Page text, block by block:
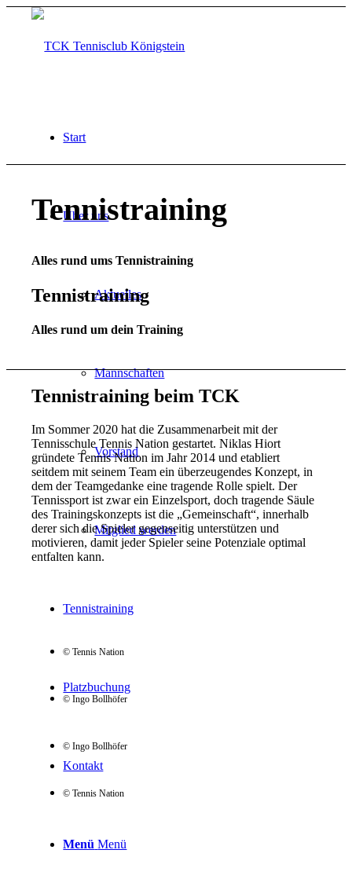
Start
Über uns
Aktuelles
Mannschaften
Vorstand
Mitglied werden
Tennistraining
Platzbuchung
Kontakt
Menü Menü
Tennistraining
Alles rund ums Tennistraining
Tennistraining
Alles rund um dein Training
Tennistraining beim TCK
Im Sommer 2020 hat die Zusammenarbeit mit der
Tennisschule Tennis Nation gestartet. Niklas Hiort
gründete Tennis Nation im Jahr 2014 und etabliert
seitdem mit seinem Team ein überzeugendes Konzept, in
dem der Teamgedanke eine tragende Rolle spielt. Der
Tennissport ist zwar ein Einzelsport, doch tragende Säule
des Trainingskonzepts ist die „Gemeinschaft“, innerhalb
derer sich die Spieler gegenseitig unterstützen und
motivieren, damit jeder Spieler seine Potenziale optimal
entfalten kann.
© Tennis Nation
© Ingo Bollhöfer
© Ingo Bollhöfer
© Tennis Nation